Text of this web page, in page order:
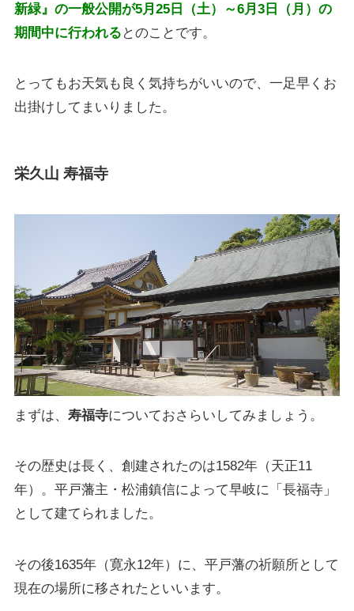
新緑』の一般公開が5月25日（土）～6月3日（月）の
期間中に行われる とのことです。
とってもお天気も良く気持ちがいいので、一足早くお
出掛けしてまいりました。
栄久山 寿福寺
まずは、 寿福寺についておさらいしてみましょう。
その歴史は長く、創建されたのは1582年（天正11
年）。平戸藩主・松浦鎮信によって早岐に「長福寺」
として建てられました。
その後1635年（寛永12年）に、平戸藩の祈願所として
現在の場所に移されたといいます。